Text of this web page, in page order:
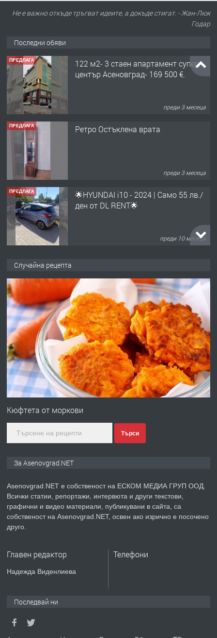
Не е важно откъде тръгват идеите, а докъде стигат. - Жан-Люк
Годар
Последни обяви
ПРЕДЛАГА
122 м2- 3 стаен апартамент супер
център Асеновград- 169 500 €.
преди 3 месеца
ПРЕДЛАГА Ретро Остъклена врата
преди 3 месеца
ПРЕДЛАГА
🌟HYUNDAI i10 - 2024 | Само 55 лв./
ден от DL RENT🌟
преди 10 месеца
преди 1 година
ПРЕДЛАГА
Професионална зеленчукорезачка
за заведения и дома
преди 1 година
ПРЕДЛАГА Дава под наем Асеновград
преди 2 години
ПРЕДЛАГА ремонт на покриви
Висококачествени Целофанови
Случайна рецепта
Кюфтета от моркови
Търси
За Asenovgrad.NET
Asenovgrad.NET е собственост на ЕСКОМ МЕДИА ГРУП ООД.
Всички статии, репортажи, интервюта и други текстови,
графични и видео материали, публикувани в сайта, са
собственост на Asenovgrad.NET, освен ако изрично е посочено
друго.
Главен редактор
Надежда Виденлиева
Телефони
Последвай ни